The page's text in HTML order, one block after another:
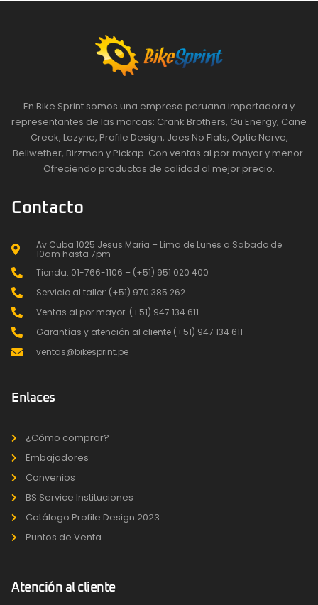
En Bike Sprint somos una empresa peruana importadora y
representantes de las marcas: Crank Brothers, Gu Energy, Cane
Creek, Lezyne, Profile Design, Joes No Flats, Optic Nerve,
Bellwether, Birzman y Pickap. Con ventas al por mayor y menor.
Ofreciendo productos de calidad al mejor precio.
Contacto
Av Cuba 1025 Jesus Maria – Lima de Lunes a Sabado de
10am hasta 7pm
Tienda: 01-766-1106 – (+51) 951 020 400
Servicio al taller: (+51) 970 385 262
Ventas al por mayor: (+51) 947 134 611
Garantías y atención al cliente:(+51) 947 134 611
ventas@bikesprint.pe
Enlaces
¿Cómo comprar?
Embajadores
Convenios
BS Service Instituciones
Catálogo Profile Design 2023
Puntos de Venta
Atención al cliente